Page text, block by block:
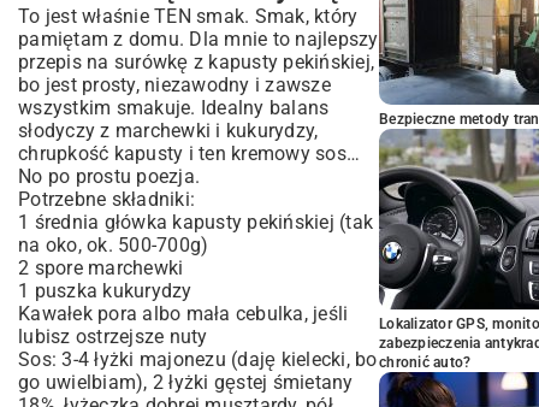
To jest właśnie TEN smak. Smak, który
pamiętam z domu. Dla mnie to najlepszy
przepis na surówkę z kapusty pekińskiej,
bo jest prosty, niezawodny i zawsze
wszystkim smakuje. Idealny balans
słodyczy z marchewki i kukurydzy,
chrupkość kapusty i ten kremowy sos…
No po prostu poezja.
Potrzebne składniki:
1 średnia główka kapusty pekińskiej (tak
na oko, ok. 500-700g)
2 spore marchewki
1 puszka kukurydzy
Kawałek pora albo mała cebulka, jeśli
lubisz ostrzejsze nuty
Sos: 3-4 łyżki majonezu (daję kielecki, bo
go uwielbiam), 2 łyżki gęstej śmietany
Bezpieczne metody
Lokalizator GPS,
zabezpieczenia
chronić auto?